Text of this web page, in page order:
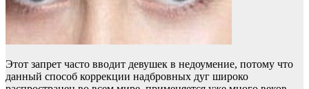
Этот запрет часто вводит девушек в недоумение, потому что
данный способ коррекции надбровных дуг широко